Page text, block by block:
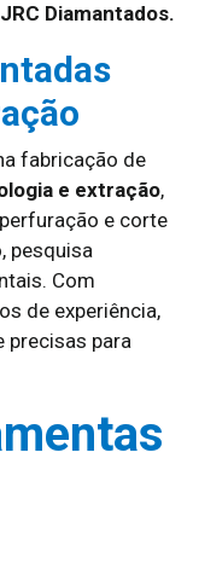
Diamantados.
fabricação de
e extração,
e corte
pesquisa
Com
de experiência,
precisas para